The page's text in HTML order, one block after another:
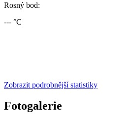
Rosný bod:
--- °C
Zobrazit podrobnější statistiky
Fotogalerie